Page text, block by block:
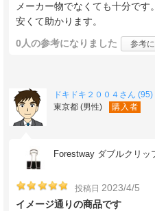
メーカー物でなくても十分で
安くて助かります。
0人の参考になりました 参考
ドキドキ２００４さん (95)
東京都 (男性)
購入者
Forestway ダブルクリッ
投稿日 2023/4/5
イメージ通りの商品です